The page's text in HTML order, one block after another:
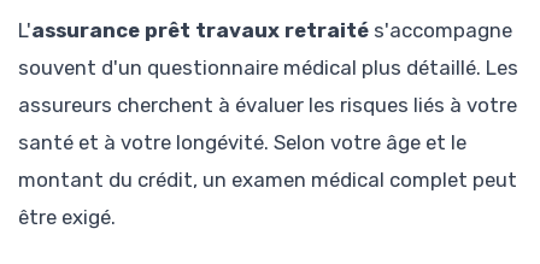
L'assurance prêt travaux retraité s'accompagne
souvent d'un questionnaire médical plus détaillé. Les
assureurs cherchent à évaluer les risques liés à votre
santé et à votre longévité. Selon votre âge et le
montant du crédit, un examen médical complet peut
être exigé.